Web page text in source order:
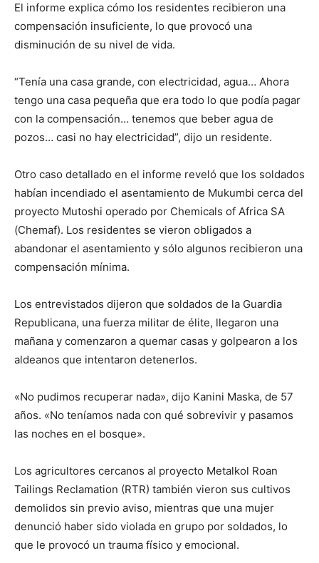
El informe explica cómo los residentes recibieron una
compensación insuficiente, lo que provocó una
disminución de su nivel de vida.
“Tenía una casa grande, con electricidad, agua… Ahora
tengo una casa pequeña que era todo lo que podía pagar
con la compensación… tenemos que beber agua de
pozos… casi no hay electricidad”, dijo un residente.
Otro caso detallado en el informe reveló que los soldados
habían incendiado el asentamiento de Mukumbi cerca del
proyecto Mutoshi operado por Chemicals of Africa SA
(Chemaf). Los residentes se vieron obligados a
abandonar el asentamiento y sólo algunos recibieron una
compensación mínima.
Los entrevistados dijeron que soldados de la Guardia
Republicana, una fuerza militar de élite, llegaron una
mañana y comenzaron a quemar casas y golpearon a los
aldeanos que intentaron detenerlos.
«No pudimos recuperar nada», dijo Kanini Maska, de 57
años. «No teníamos nada con qué sobrevivir y pasamos
las noches en el bosque».
Los agricultores cercanos al proyecto Metalkol Roan
Tailings Reclamation (RTR) también vieron sus cultivos
demolidos sin previo aviso, mientras que una mujer
denunció haber sido violada en grupo por soldados, lo
que le provocó un trauma físico y emocional.